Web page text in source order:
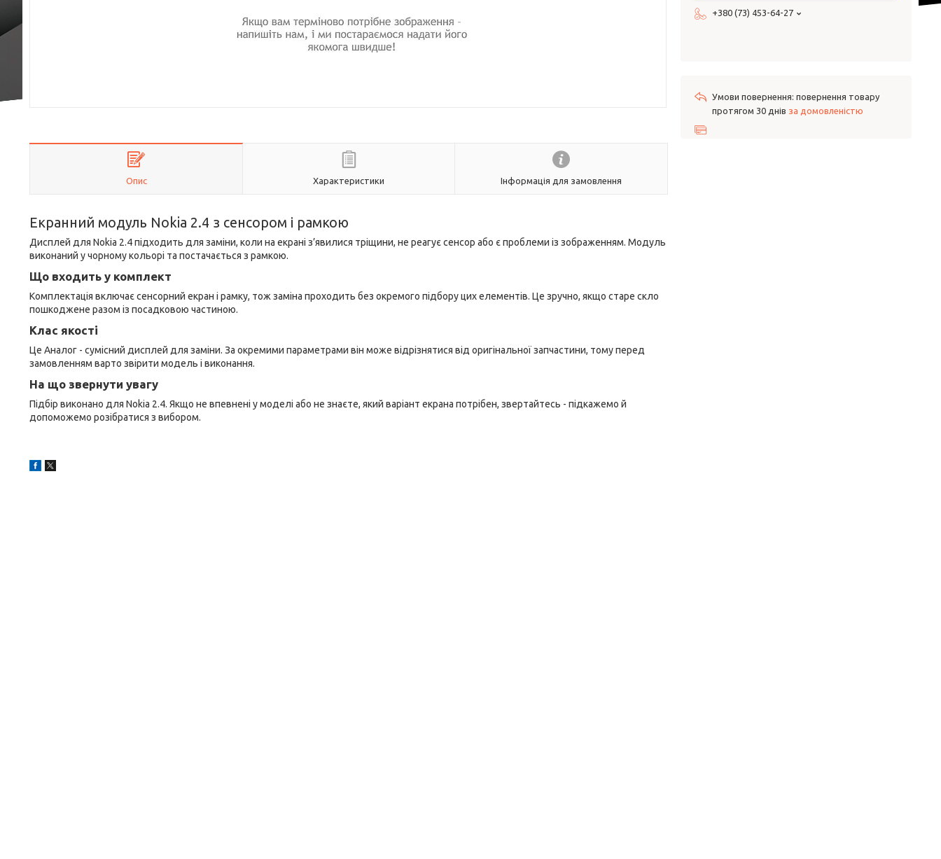
Опис Характеристики Інформація для замовлення
Екранний модуль Nokia 2.4 з сенсором і рамкою
Дисплей для Nokia 2.4 підходить для заміни, коли на екрані з’явилися тріщини, не реагує сенсор або є проблеми із зображенням. Модуль
виконаний у чорному кольорі та постачається з рамкою.
Що входить у комплект
Комплектація включає сенсорний екран і рамку, тож заміна проходить без окремого підбору цих елементів. Це зручно, якщо старе скло
пошкоджене разом із посадковою частиною.
Клас якості
Це Аналог - сумісний дисплей для заміни. За окремими параметрами він може відрізнятися від оригінальної запчастини, тому перед
замовленням варто звірити модель і виконання.
На що звернути увагу
Підбір виконано для Nokia 2.4. Якщо не впевнені у моделі або не знаєте, який варіант екрана потрібен, звертайтесь - підкажемо й
допоможемо розібратися з вибором.
+380 (73) 453-64-27
повернення товару
протягом 30 днів за домовленістю